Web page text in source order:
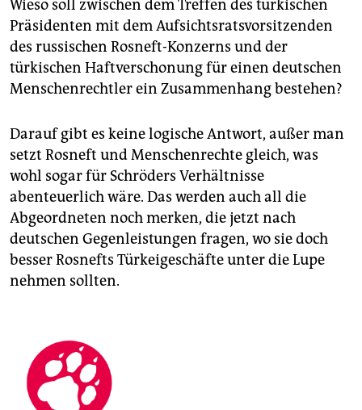
Wieso soll zwischen dem Treffen des türkischen
Präsidenten mit dem Aufsichtsratsvorsitzenden
des russischen Rosneft-Konzerns und der
türkischen Haftverschonung für einen deutschen
Menschenrechtler ein Zusammenhang bestehen?
Darauf gibt es keine logische Antwort, außer man
setzt Rosneft und Menschenrechte gleich, was
wohl sogar für Schröders Verhältnisse
abenteuerlich wäre. Das werden auch all die
Abgeordneten noch merken, die jetzt nach
deutschen Gegenleistungen fragen, wo sie doch
besser Rosnefts Türkeigeschäfte unter die Lupe
nehmen sollten.